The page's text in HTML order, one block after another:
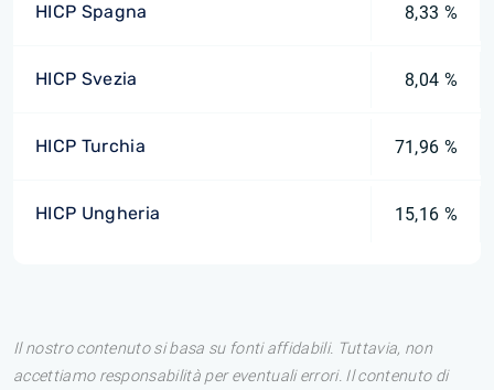
HICP Spagna 8,33 %
HICP Svezia 8,04 %
HICP Turchia 71,96 %
HICP Ungheria 15,16 %
Il nostro contenuto si basa su fonti affidabili. Tuttavia, non
accettiamo responsabilità per eventuali errori. Il contenuto di